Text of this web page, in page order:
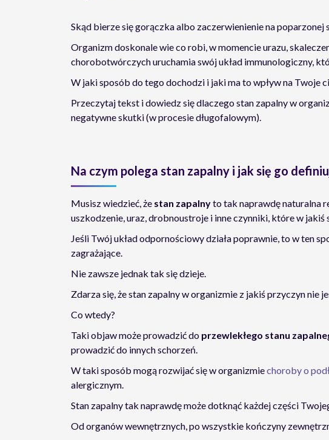
Skąd bierze się gorączka albo zaczerwienienie na poparzonej
Organizm doskonale wie co robi, w momencie urazu,
chorobotwórczych uruchamia swój układ immunologiczny,
W jaki sposób do tego dochodzi i jaki ma to wpływ na Twoje
Przeczytaj tekst i dowiedz się dlaczego stan zapalny w
negatywne skutki (w procesie długofalowym).
Na czym polega stan zapalny i jak się go
Musisz wiedzieć, że stan zapalnyto tak naprawdę naturalna
uszkodzenie, uraz, drobnoustroje i inne czynniki, które w jakiś
Jeśli Twój układ odpornościowy działa poprawnie, to w ten
zagrażające.
Nie zawsze jednak tak się dzieje.
Zdarza się, że stan zapalny w organizmie z jakiś przyczyn nie
Co wtedy?
Taki objaw może prowadzić do przewlekłego stanu
prowadzić do innych schorzeń.
W taki sposób mogą rozwijać się w organizmiechoroby o
alergicznym.
Stan zapalny tak naprawdę może dotknąć każdej części
Od organów wewnętrznych, po wszystkie kończyny